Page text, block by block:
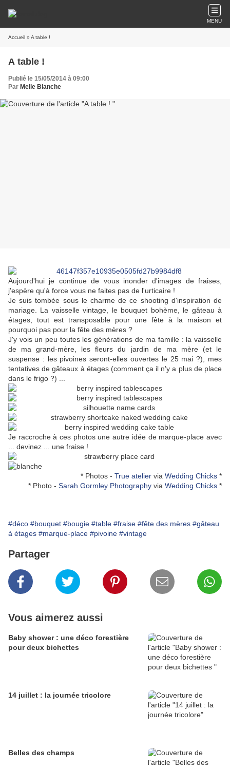
MENU
Accueil » A table !
A table !
Publié le 15/05/2014 à 09:00
Par Melle Blanche
Aujourd'hui je continue de vous inonder d'images de fraises,
j'espère qu'à force vous ne faites pas de l'urticaire !
Je suis tombée sous le charme de ce shooting d'inspiration de
mariage. La vaisselle vintage, le bouquet bohème, le gâteau à
étages, tout est transposable pour une fête à la maison et
pourquoi pas pour la fête des mères ?
J'y vois un peu toutes les générations de ma famille : la vaisselle
de ma grand-mère, les fleurs du jardin de ma mère (et le
suspense : les pivoines seront-elles ouvertes le 25 mai ?), mes
tentatives de gâteaux à étages (comment ça il n'y a plus de place
dans le frigo ?) ...
Je raccroche à ces photos une autre idée de marque-place avec
... devinez ... une fraise !
* Photos - True atelier via Wedding Chicks *
* Photo - Sarah Gormley Photography via Wedding Chicks *
#déco #bouquet #bougie #table #fraise #fête des mères #gâteau
à étages #marque-place #pivoine #vintage
Partager
Vous aimerez aussi
Baby shower : une déco forestière
pour deux bichettes
14 juillet : la journée tricolore
Belles des champs